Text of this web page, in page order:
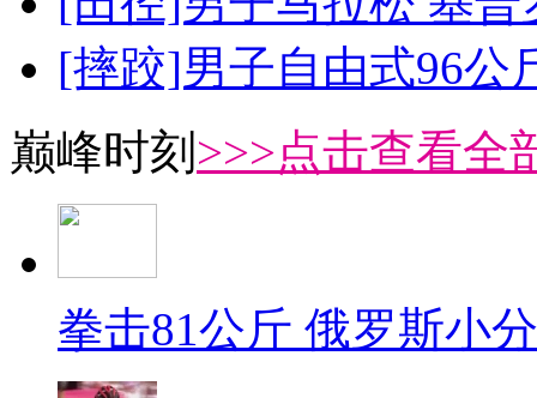
[摔跤]男子自由式96公
巅峰时刻 >>>点击查看全
拳击81公斤 俄罗斯小